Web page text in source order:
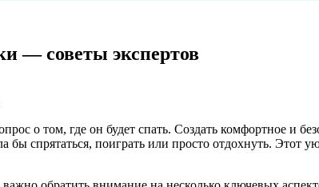
— советы экспертов
о том, где он будет спать. Создать комфортное и
бы спрятаться, поиграть или просто отдохнуть.